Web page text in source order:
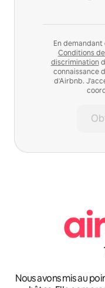
En
Conditions
discrimination
connaissance
d'Airbnb.
Nous avons mis au